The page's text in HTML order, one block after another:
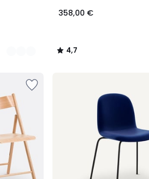
358,00 €
4,7
/